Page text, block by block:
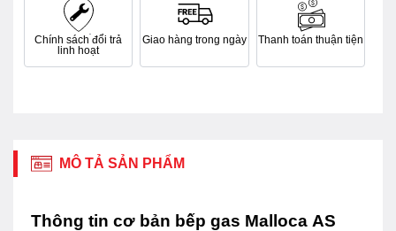
Chính sách đổi trả
linh hoạt
Giao hàng trong ngày Thanh toán thuận tiện
MÔ TẢ SẢN PHẨM
Thông tin cơ bản bếp gas Malloca AS